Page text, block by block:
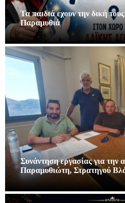
Τα παιδιά εχουν την δική
Παραμυθιά
Συνάντηση εργασίας για την
Παραμυθιώτη, Στρατηγού